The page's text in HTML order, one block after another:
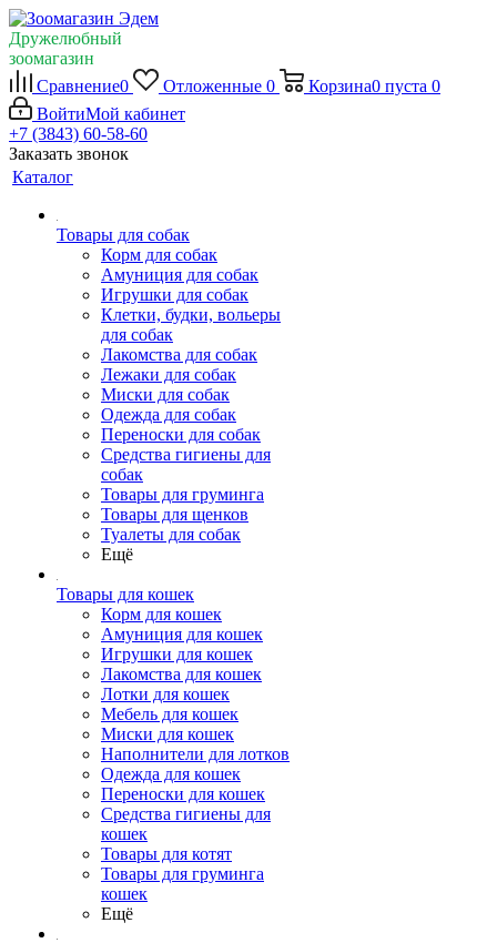
Дружелюбный
зоомагазин
Сравнение0 Отложенные 0 Корзина0 пуста 0
ВойтиМой кабинет
+7 (3843) 60-58-60
Заказать звонок
Каталог
Товары для собак
Корм для собак
Амуниция для собак
Игрушки для собак
Клетки, будки, вольеры
для собак
Лакомства для собак
Лежаки для собак
Миски для собак
Одежда для собак
Переноски для собак
Средства гигиены для
собак
Товары для груминга
Товары для щенков
Туалеты для собак
Ещё
Товары для кошек
Корм для кошек
Амуниция для кошек
Игрушки для кошек
Лакомства для кошек
Лотки для кошек
Мебель для кошек
Миски для кошек
Наполнители для лотков
Одежда для кошек
Переноски для кошек
Средства гигиены для
кошек
Товары для котят
Товары для груминга
кошек
Ещё